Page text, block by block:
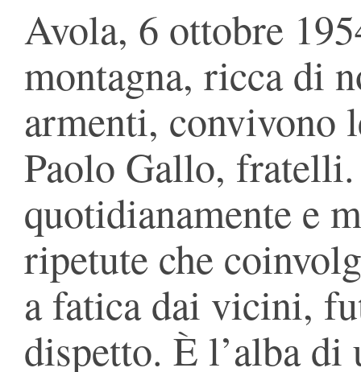
Avola, 6 ottobre
montagna, ricca di
armenti, convivono
Paolo Gallo,
quotidianamente e
ripetute che
a fatica dai vicini,
dispetto. È l’alba